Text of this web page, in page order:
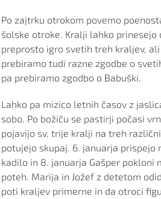
Po zajtrku otrokom povemo
šolske otroke. Kralji lahko
preprosto igro svetih treh kraljev,
prebiramo tudi razne zgodbe o
pa prebiramo zgodbo o Babuški.
Lahko pa mizico letnih časov z
sobo. Po božiču se pastirji počasi
pojavijo sv. trije kralji na treh
potujejo skupaj. 6. januarja
kadilo in 8. januarja Gašper pokloni
poteh. Marija in Jožef z detetom
poti kraljev primerne in da otroci